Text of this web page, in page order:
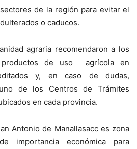
de la región para evitar el
o caducos.
agraria recomendaron a los
productos de uso agrícola en
y, en caso de dudas,
de los Centros de Trámites
en cada provincia.
Antonio de Manallasacc es zona
importancia económica para